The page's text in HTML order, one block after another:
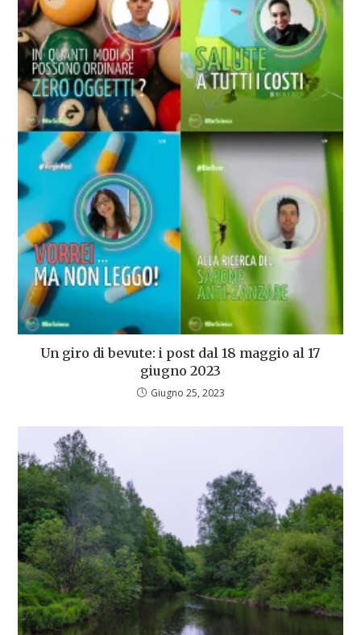
Un giro di bevute: i post dal 18 maggio al 17
giugno 2023
Giugno 25, 2023